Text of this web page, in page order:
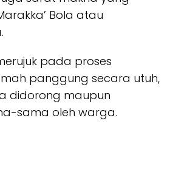
Bola atau
pada proses
panggung secara utuh,
didorong maupun
sama oleh warga.